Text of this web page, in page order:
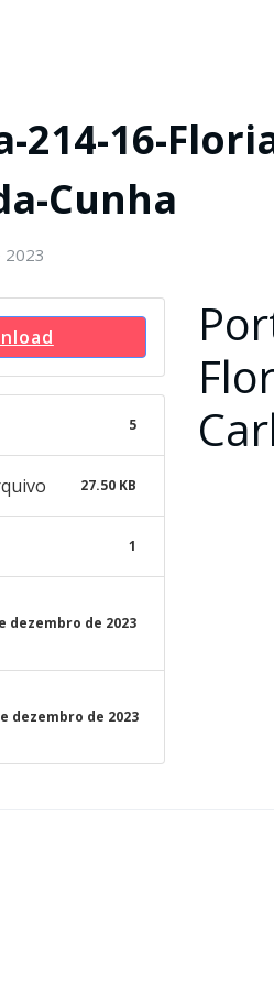
214-16-
Cunha
2023
5
27.50 KB
1
dezembro de 2023
dezembro de 2023